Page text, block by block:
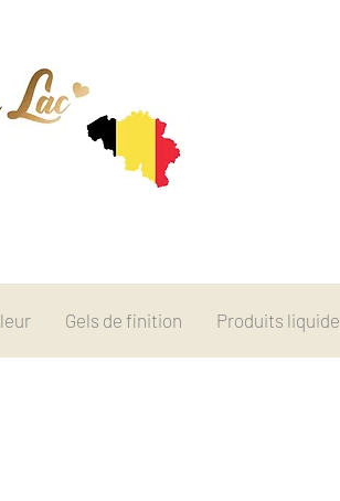
Gels de finition Produits liquide